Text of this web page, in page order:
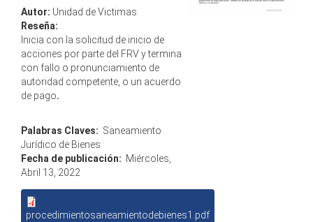
Autor: Unidad de Victimas
Reseña:
Inicia con la solicitud de inicio de
acciones por parte del FRV y termina
con fallo o pronunciamiento de
autoridad competente, o un acuerdo
de pago.
Palabras Claves: Saneamiento
Jurídico de Bienes
Fecha de publicación: Miércoles,
Abril 13, 2022
procedimientosaneamientodebienes1.pdf